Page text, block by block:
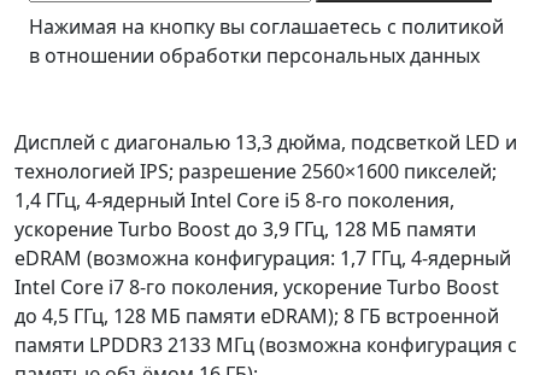
Нажимая на кнопку вы соглашаетесь с политикой
в отношении обработки персональных данных
Дисплей с диагональю 13,3 дюйма, подсветкой LED и
технологией IPS; разрешение 2560×1600 пикселей;
1,4 ГГц, 4‑ядерный Intel Core i5 8‑го поколения,
ускорение Turbo Boost до 3,9 ГГц, 128 МБ памяти
eDRAM (возможна конфигурация: 1,7 ГГц, 4‑ядерный
Intel Core i7 8‑го поколения, ускорение Turbo Boost
до 4,5 ГГц, 128 МБ памяти eDRAM); 8 ГБ встроенной
памяти LPDDR3 2133 МГц (возможна конфигурация с